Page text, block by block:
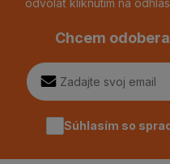
Chcem
Súhlasím so